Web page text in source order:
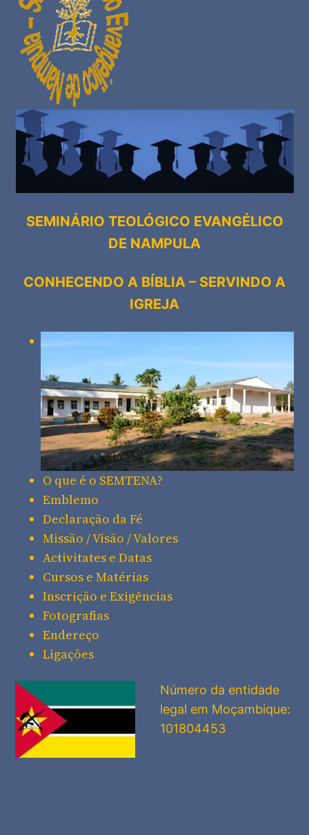
SEMINÁRIO TEOLÓGICO EVANGÉLICO
DE NAMPULA
CONHECENDO A BÍBLIA – SERVINDO A
IGREJA
O que é o SEMTENA?
Emblemo
Declaração da Fé
Missão / Visão / Valores
Activitates e Datas
Cursos e Matérias
Inscrição e Exigências
Fotografias
Endereço
Ligações
Número da entidade
legal em Moçambique:
101804453